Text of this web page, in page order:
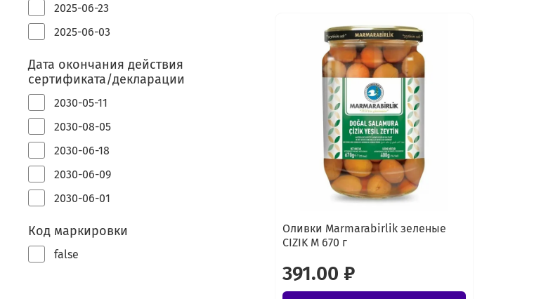
Оливки Marmarabirlik зеленые
CIZIK M 670 г
391.00 ₽
2025-06-23
2025-06-03
Дата окончания действия
сертификата/декларации
2030-05-11
2030-08-05
2030-06-18
2030-06-09
2030-06-01
Код маркировки
false